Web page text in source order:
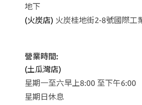
地下
(火炭店) 火炭桂地街2-8號國際工
營業時間:
(土瓜灣店)
星期一至六早上8:00 至下午6:00
星期日休息